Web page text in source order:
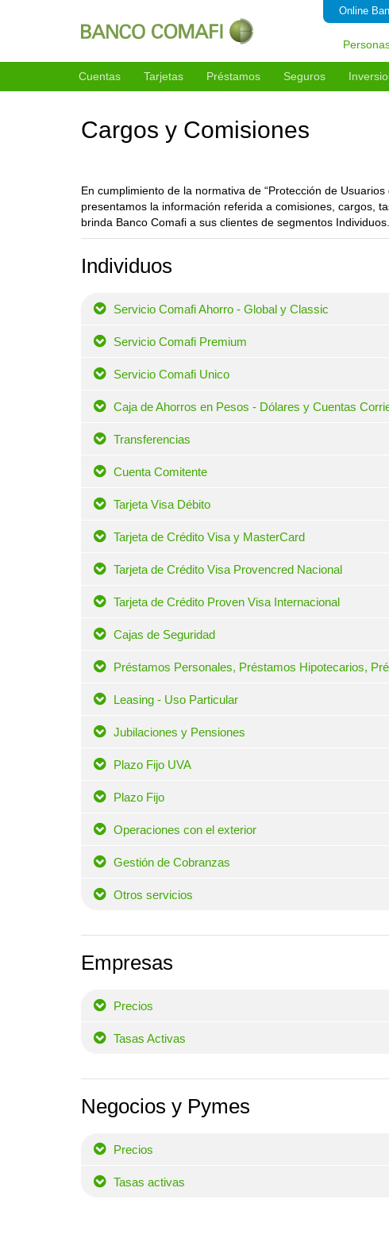
Online
Cuentas
Comafi Premium
Comafi Global
Comafi UNICO
Cuenta Gratuita Universal
Tarjetas
Visa Gold
Visa Signature
Compará las Tarjetas Visa
MasterCard Internacional
MasterCard Gold
Martercard Platinum
Compará las Tarjetas Mastercard
Préstamos
Préstamo Sueldo
Préstamo para jubilados
Préstamo Hipotecario
Adelanto Comafi
Seguros
Robo en Cajeros
Tecnología
Accidentes
Vida a Prima
Compra Protegida
Cargos y Comisiones
En cumplimiento de la normativa de “Protección de
presentamos la información referida a comisiones, cargos,
brinda Banco Comafi a sus clientes de segmentos Individuos.
Individuos
Servicio Comafi Ahorro - Global y Classic
Servicio Comafi Premium
Servicio Comafi Unico
Caja de Ahorros en Pesos - Dólares y Cuentas
Transferencias
Cuenta Comitente
Tarjeta Visa Débito
Tarjeta de Crédito Visa y MasterCard
Tarjeta de Crédito Visa Provencred Nacional
Tarjeta de Crédito Proven Visa Internacional
Cajas de Seguridad
Préstamos Personales, Préstamos Hipotecarios,
Leasing - Uso Particular
Jubilaciones y Pensiones
Plazo Fijo UVA
Plazo Fijo
Operaciones con el exterior
Gestión de Cobranzas
Otros servicios
Empresas
Precios
Tasas Activas
Negocios y Pymes
Precios
Tasas activas